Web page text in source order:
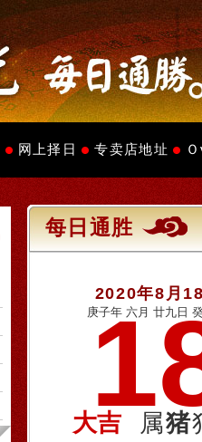
网上择日 专卖店地址
每日通胜
2020年8月
庚子年 六月 廿九日
大吉 属猪